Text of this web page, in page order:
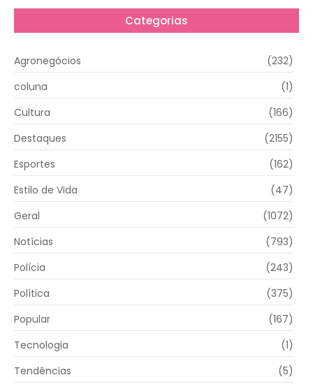
Categorias
Agronegócios
(232)
coluna
(1)
Cultura
(166)
Destaques
(2155)
Esportes
(162)
Estilo de Vida
(47)
Geral
(1072)
Notícias
(793)
Polícia
(243)
Política
(375)
Popular
(167)
Tecnologia
(1)
Tendências
(5)